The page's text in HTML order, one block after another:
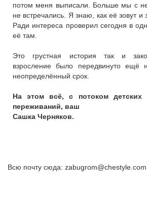
потом меня выписали. Больше мы с
не встречались. Я знаю, как её зовут
Ради интереса проверил сегодня в
её там.
Это грустная история так и
взросление было передвинуто ещё
неопределённый срок.
На этом всё, с потоком детских
переживаний, ваш
Сашка Черняков.
Всю почту сюда: zabugrom@chestyle.com